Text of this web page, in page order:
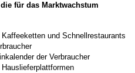
für das Marktwachstum
und Schnellrestaurants
der Verbraucher